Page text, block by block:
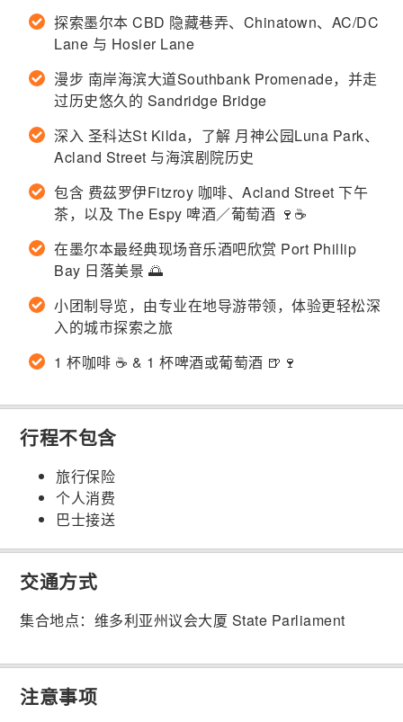
探索墨尔本 CBD 隐藏巷弄、Chinatown、AC/DC
Lane 与 Hosier Lane
漫步 南岸海滨大道Southbank Promenade，并走
过历史悠久的 Sandridge Bridge
深入 圣科达St Kilda，了解 月神公园Luna Park、
Acland Street 与海滨剧院历史
包含 费茲罗伊Fitzroy 咖啡、Acland Street 下午
茶，以及 The Espy 啤酒／葡萄酒 🍷☕
在墨尔本最经典现场音乐酒吧欣赏 Port Phillip
Bay 日落美景 🌅
小团制导览，由专业在地导游带领，体验更轻松深
入的城市探索之旅
1 杯咖啡 ☕ & 1 杯啤酒或葡萄酒 🍺🍷
行程不包含
旅行保险
个人消费
巴士接送
交通方式
集合地点：维多利亚州议会大厦 State Parliament
注意事项